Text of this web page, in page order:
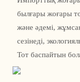
былғары жоғары
және әдемі,
сезінеді,
Тот баспайтын